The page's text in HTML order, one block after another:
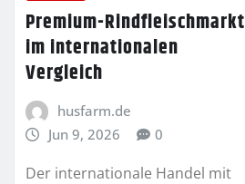
Premium-Rindfleischmarkt
im internationalen
Vergleich
husfarm.de
Jun 9, 2026
0
Der internationale Handel mit